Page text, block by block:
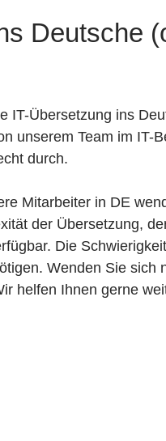
Deutsche
Übersetzung ins
unserem Team im IT-
durch.
Mitarbeiter in DE
der Übersetzung,
Die
Wenden Sie sich
helfen Ihnen gerne